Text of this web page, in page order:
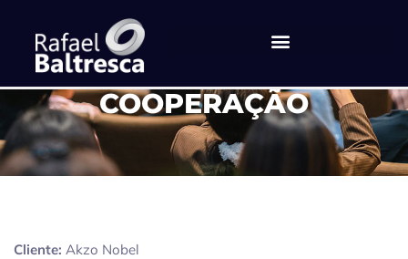
COOPERAÇÃO
Cliente: Akzo Nobel